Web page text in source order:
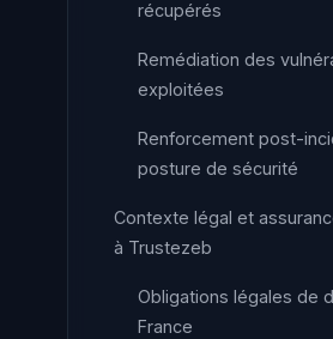
récupérés
Remédiation des
exploitées
Renforcement post-
posture de sécurité
Contexte légal et
à Trustezeb
Obligations légales de
France